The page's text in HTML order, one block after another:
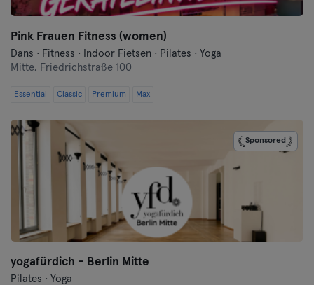
Pink Frauen Fitness (women)
Dans · Fitness · Indoor Fietsen · Pilates · Yoga
Mitte, Friedrichstraße 100
Essential Classic Premium Max
Sponsored
yogafürdich - Berlin Mitte
Pilates · Yoga
Frankfurt aan de Oder
Fulda
Göppingen
Hamburg